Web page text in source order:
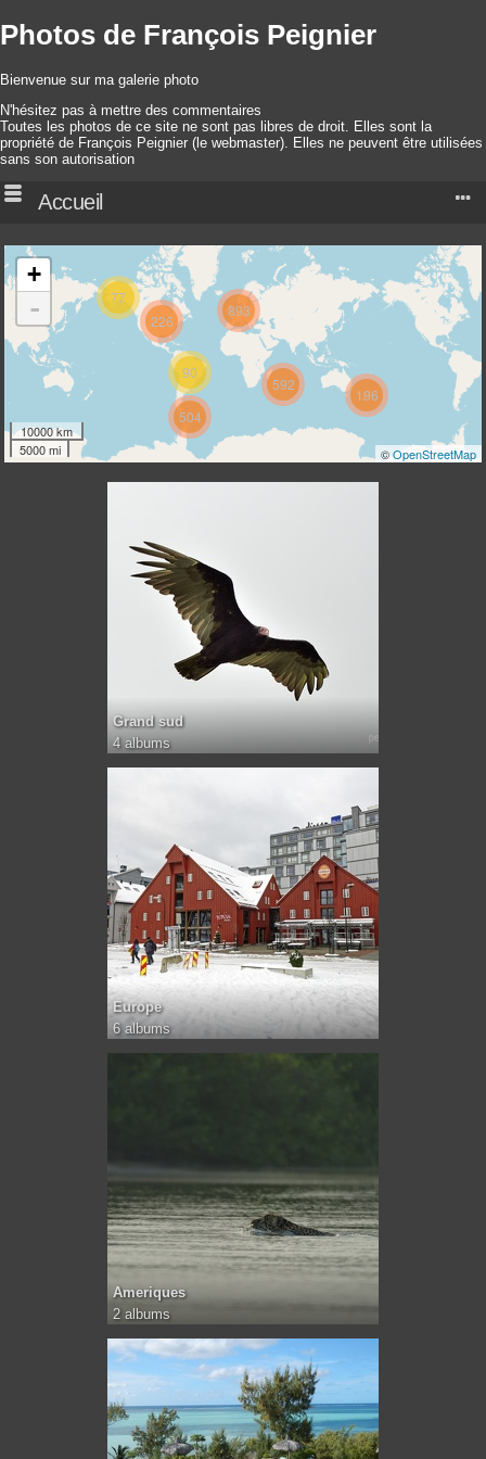
Photos de François Peignier
Bienvenue sur ma galerie photo
N'hésitez pas à mettre des commentaires
Toutes les photos de ce site ne sont pas libres de droit. Elles sont la
propriété de François Peignier (le webmaster). Elles ne peuvent être utilisées
sans son autorisation
Accueil
77
196
592
504
893
90
226
+
-
10000 km
5000 mi
©OpenStreetMap
Grand sud
4 albums
Europe
6 albums
Ameriques
2 albums